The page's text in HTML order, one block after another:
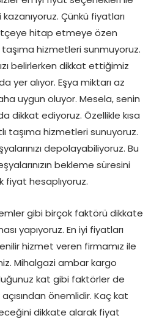
Çünkü fiyatları
hitap etmeye özen
hizmetleri sunmuyoruz.
belirlerken dikkat ettiğimiz
yer alıyor. Eşya miktarı az
uygun oluyor. Mesela, senin
dikkat ediyoruz. Özellikle kısa
taşıma hizmetleri sunuyoruz.
depolayabiliyoruz. Bu
bekleme süresini
fiyat hesaplıyoruz.
gibi birçok faktörü dikkate
yapıyoruz. En iyi fiyatları
hizmet veren firmamız ile
Mihalgazi ambar kargo
kat gibi faktörler de
önemlidir. Kaç kat
dikkate alarak fiyat